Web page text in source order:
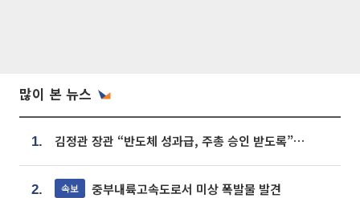
많이 본 뉴스
1. 김정관 장관 “반도체 성과급, 주총 승인 받도록”…상법·자본시장법 개정 시사
2. 속보 중부내륙고속도로서 미상 폭발물 발견